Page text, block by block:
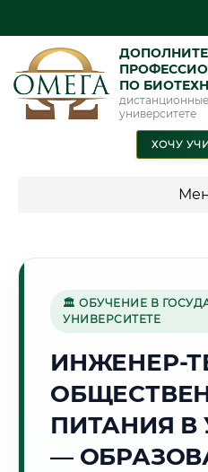
ПО
университете
ХОЧУ
Г.
🏛 ОБУЧЕНИЕ В
УНИВЕРСИТЕТЕ
ИНЖЕНЕР-
ПИТАНИЯ В
—